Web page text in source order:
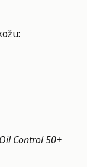
Control 50+